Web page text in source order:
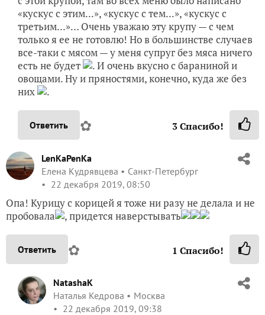
«кускус с этим...», «кускус с тем...», «кускус с
третьим...»… Очень уважаю эту крупу — с чем
только я ее не готовлю! Но в большинстве случаев
все-таки с мясом — у меня супруг без мяса ничего
есть не будет
. И очень вкусно с бараниной и
овощами. Ну и пряностями, конечно, куда же без
них
.
Ответить ✿ 3 Спасибо!
LenKaPenKa
Елена Кудрявцева
Санкт-Петербург
22 декабря 2019, 08:50
Опа! Курицу с корицей я тоже ни разу не делала и не
пробовала
, придется наверстывать
Ответить ✿ 1 Спасибо!
NatashaK
Наталья Кедрова
Москва
22 декабря 2019, 09:38